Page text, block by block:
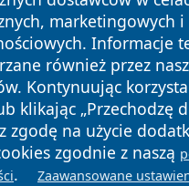
marketingowych i
Informacje
również przez
Kontynuując
klikając „Przechodzę
zgodę na użycie
zgodnie z naszą
. Zaawansowane
mojzgierz.pl Wszystkie
Polityka
Prywatności